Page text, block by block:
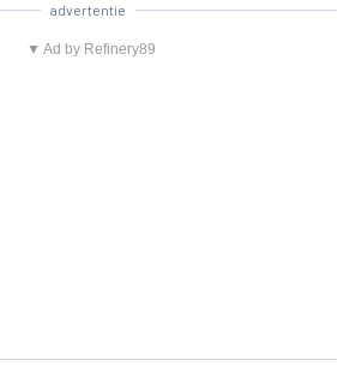
advertentie
▼ Ad by Refinery89